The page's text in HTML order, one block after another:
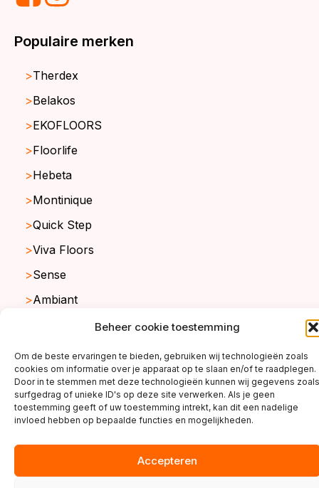
Beheer cookie toestemming
Om de beste ervaringen te bieden, gebruiken wij technologieën zoals
cookies om informatie over je apparaat op te slaan en/of te raadplegen.
Door in te stemmen met deze technologieën kunnen wij gegevens zoals
surfgedrag of unieke ID's op deze site verwerken. Als je geen
toestemming geeft of uw toestemming intrekt, kan dit een nadelige
invloed hebben op bepaalde functies en mogelijkheden.
Accepteren
Populaire merken
Therdex
Belakos
EKOFLOORS
Floorlife
Hebeta
Montinique
Quick Step
Viva Floors
Sense
Ambiant
copyright ©2026